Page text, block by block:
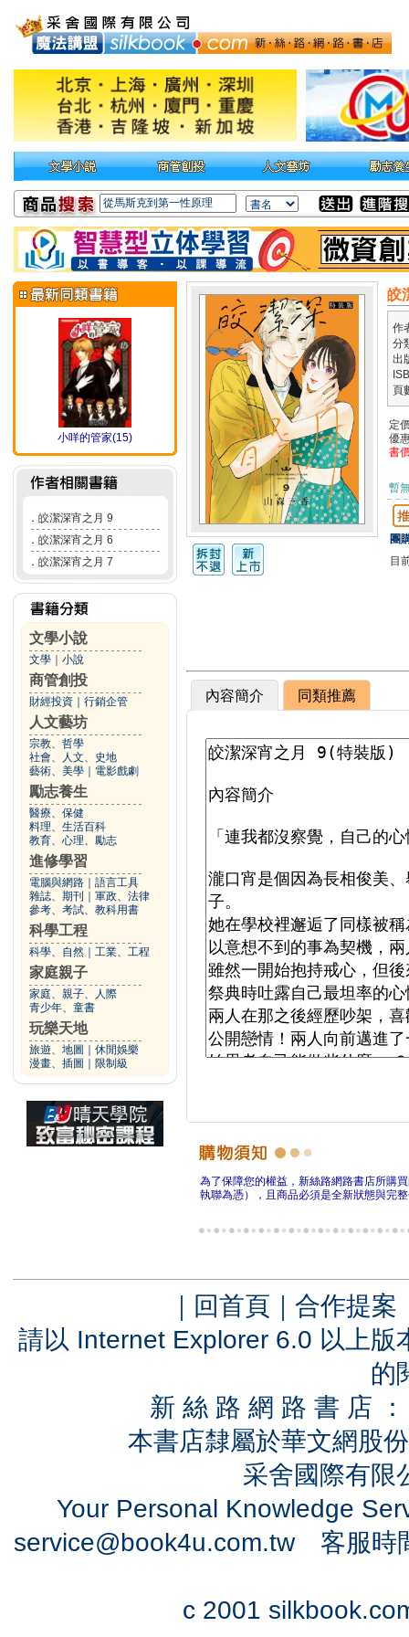
小咩的管家(15)
． 皎潔深宵之月 9
． 皎潔深宵之月 6
． 皎潔深宵之月 7
文學小說
文學 小說
商管創投
財經投資 行銷企管
人文藝坊
宗教、哲學
社會、人文、史地
藝術、美學
電影戲劇
勵志養生
醫療、保健
料理、生活百科
教育、心理、勵志
進修學習
電腦與網路
語言工具
雜誌、期刊
軍政、法律
參考、考試、教科用書
科學工程
科學、自然 工業、工程
家庭親子
家庭、親子、人際
青少年、童書
玩樂天地
旅遊、地圖
休閒娛樂
漫畫、插圖
限制級
皎
作
分
出
頁
定
優
書
暫
團
目
內容簡介 同類推薦
為了保障您的權益，新絲路網路書店所購
執聯為憑），且商品必須是全新狀態與完
｜ 回首頁 ｜ 合作提案
請以 Internet Explorer 6.0 以上
的
新 絲 路 網 路 書 店
本書店隸屬於華文網股
采舍國際有
Your Personal Knowledge
service@book4u.com.tw客服時
c 2001